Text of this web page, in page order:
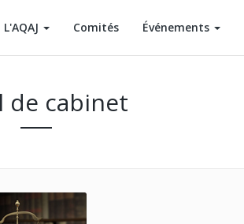
L'AQAJ Comités Événements
de cabinet